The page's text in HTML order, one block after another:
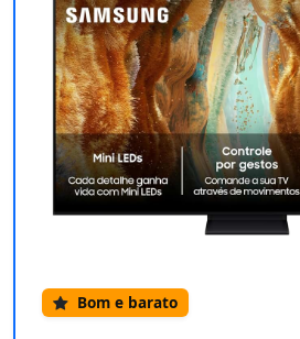
Bom e barato